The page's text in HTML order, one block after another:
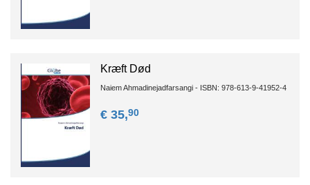
Kræft Død
Naiem Ahmadinejadfarsangi - ISBN: 978-613-9-41952-4
€ 35,90